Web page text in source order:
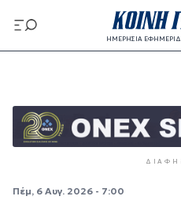
Παράκαμψη προς το κυρίως
ΗΜΕΡΗΣΙΑ
Πέμ, 6 Αυγ. 2026 - 7:00